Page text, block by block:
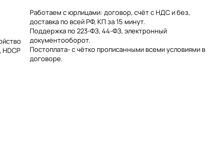
HDCP
и
Работаем с юрлицами: договор, счёт с НДС и без,
доставка по всей РФ, КП за 15 минут.
Поддержка по 223-ФЗ, 44-ФЗ, электронный
документооборот.
Постоплата- с чётко прописанными всеми условиями в
договоре.